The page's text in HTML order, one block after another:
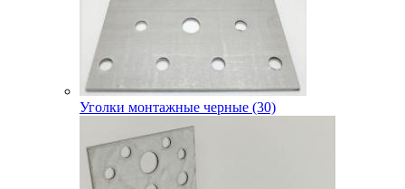
Уголки монтажные черные (30)